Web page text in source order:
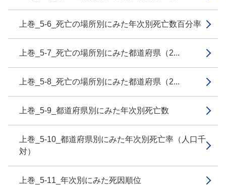
上巻_5-6_死亡の場所別にみた年次別死亡数百分率
上巻_5-7_死亡の場所別にみた都道府県（2...
上巻_5-8_死亡の場所別にみた都道府県（2...
上巻_5-9_都道府県別にみた年次別死亡数
上巻_5-10_都道府県別にみた年次別死亡率（人口千
対）
上巻_5-11_年次別にみた死因順位